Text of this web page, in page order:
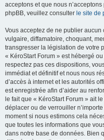
acceptons et que nous
phpBB, veuillez consulter le site de
Vous acceptez de ne publier
vulgaire, diffamatoire, choquant,
transgresser la législation de votre
« KéroStart Forum » est hébergé
respectez pas ces dispositions,
immédiat et définitif et nous nous
d’accès à internet et les autorités
est enregistrée afin d’aider au
le fait que « KéroStart Forum » ait
déplacer ou de verrouiller
moment si nous estimons cela
que toutes les informations que
dans notre base de données. Bien